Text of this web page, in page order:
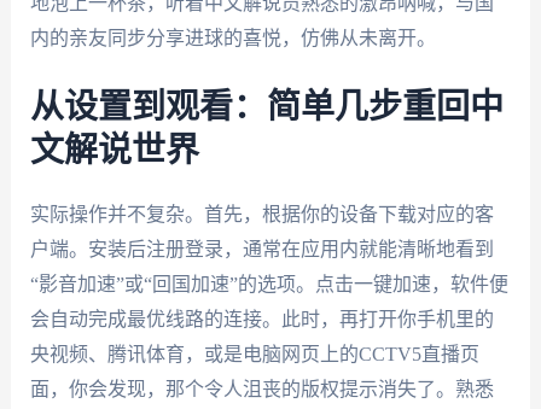
内的亲友同步分享进球的喜悦，仿佛从未离开。
从设置到观看：简单几步重回中
文解说世界
实际操作并不复杂。首先，根据你的设备下载对应的客
户端。安装后注册登录，通常在应用内就能清晰地看到
“影音加速”或“回国加速”的选项。点击一键加速，软件便
会自动完成最优线路的连接。此时，再打开你手机里的
央视频、腾讯体育，或是电脑网页上的CCTV5直播页
面，你会发现，那个令人沮丧的版权提示消失了。熟悉